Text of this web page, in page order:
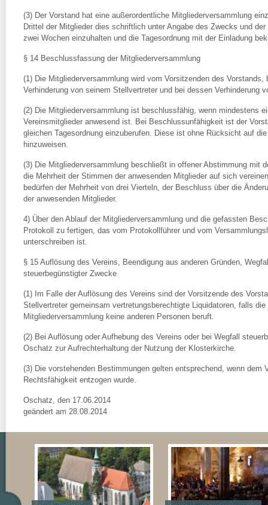
(3) Der Vorstand hat eine außerordentliche Mitgliederversammlung
Drittel der Mitglieder dies schriftlich unter Angabe des Zwecks und
zwei Wochen einzuhalten und die Tagesordnung mit der Einladung
§ 14 Beschlussfassung der Mitgliederversammlung
(1) Die Mitgliederversammlung wird vom Vorsitzenden des Vorstands,
Verhinderung von seinem Stellvertreter und bei dessen
(2) Die Mitgliederversammlung ist beschlussfähig, wenn mindestens
Vereinsmitglieder anwesend ist. Bei Beschlussunfähigkeit ist der
gleichen Tagesordnung einzuberufen. Diese ist ohne Rücksicht auf
hinzuweisen.
(3) Die Mitgliederversammlung beschließt in offener Abstimmung mit
die Mehrheit der Stimmen der anwesenden Mitglieder auf sich
bedürfen der Mehrheit von drei Vierteln, der Beschluss über die
der anwesenden Mitglieder.
4) Über den Ablauf der Mitgliederversammlung und die gefassten
Protokoll zu fertigen, das vom Protokollführer und vom
unterschreiben ist.
§ 15 Auflösung des Vereins, Beendigung aus anderen Gründen,
steuerbegünstigter Zwecke
(1) Im Falle der Auflösung des Vereins sind der Vorsitzende des
Stellvertreter gemeinsam vertretungsberechtigte Liquidatoren, falls die
Mitgliederversammlung keine anderen Personen beruft.
(2) Bei Auflösung oder Aufhebung des Vereins oder bei Wegfall
Oschatz zur Aufrechterhaltung der Nutzung der Klosterkirche.
(3) Die vorstehenden Bestimmungen gelten entsprechend, wenn dem
Rechtsfähigkeit entzogen wurde.
Oschatz, den 17.06.2014
geändert am 28.08.2014